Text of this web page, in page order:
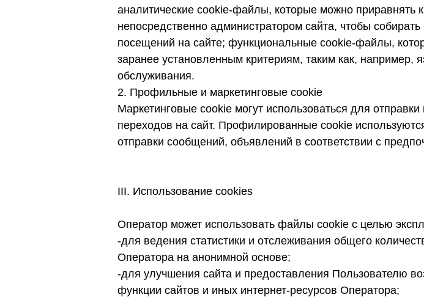
аналитические cookie-файлы, которые можно приравнять
непосредственно администратором сайта, чтобы
посещений на сайте; функциональные cookie-файлы,
заранее установленным критериям, таким как, например,
обслуживания.
2. Профильные и маркетинговые cookie
Маркетинговые cookie могут использоваться для
переходов на сайт. Профилированные cookie
отправки сообщений, объявлений в соответствии с
III. Использование cookies
Оператор может использовать файлы cookie с целью
-для ведения статистики и отслеживания общего
Оператора на анонимной основе;
-для улучшения сайта и предоставления Пользователю
функции сайтов и иных интернет-ресурсов Оператора;